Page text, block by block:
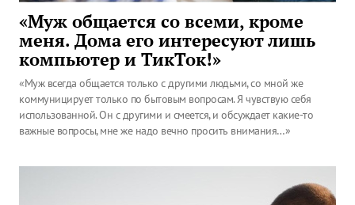
«Муж общается со всеми, кроме
меня. Дома его интересуют лишь
компьютер и ТикТок!»
«Муж всегда общается только с другими людьми, со мной же
коммуницирует только по бытовым вопросам. Я чувствую себя
использованной. Он с другими и смеется, и обсуждает какие-то
важные вопросы, мне же надо вечно просить внимания…»